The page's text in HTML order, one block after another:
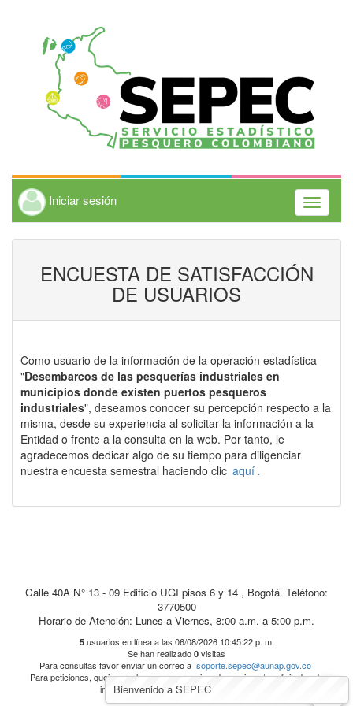
Iniciar sesión
Toggle
ENCUESTA DE SATISFACCIÓN
DE USUARIOS
Como usuario de la información de la operación estadística
"Desembarcos de las pesquerías industriales en
municipios donde existen puertos pesqueros
industriales", deseamos conocer su percepción respecto a la
misma, desde su experiencia al solicitar la información a la
Entidad o frente a la consulta en la web. Por tanto, le
agradecemos dedicar algo de su tiempo para diligenciar
nuestra encuesta semestral haciendo clic aquí .
Calle 40A N° 13 - 09 Edificio UGI pisos 6 y 14 , Bogotá. Teléfono:
3770500
Horario de Atención: Lunes a Viernes, 8:00 a.m. a 5:00 p.m.
5 usuarios en línea a las 06/08/2026 10:45:22 p. m.
Se han realizado 0 visitas
Para consultas favor enviar un correo a soporte.sepec@aunap.gov.co
Para peticiones, quejas, reclamos, sugerencias, denuncias y/o solicitudes de
información, dirijase aAUNAP PQRD'S
Bienvenido a SEPEC